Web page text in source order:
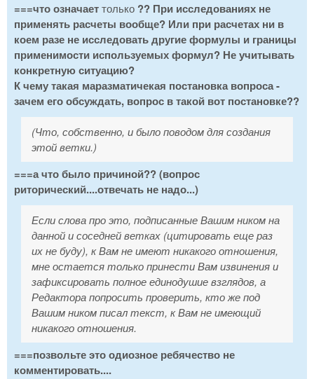
===что означаеттолько ?? При исследованиях не
применять расчеты вообще? Или при расчетах ни в
коем разе не исследовать другие формулы и границы
применимости используемых формул? Не учитывать
конкретную ситуацию?
К чему такая маразматичекая постановка вопроса -
зачем его обсуждать, вопрос в такой вот постановке??
(Что, собственно, и было поводом для создания
этой ветки.)
===а что было причиной?? (вопрос
риторический....отвечать не надо...)
Если слова про это, подписанные Вашим ником на
данной и соседней ветках (цитировать еще раз
их не буду), к Вам не имеют никакого отношения,
мне остается только принести Вам извинения и
зафиксировать полное единодушие взглядов, а
Редактора попросить проверить, кто же под
Вашим ником писал текст, к Вам не имеющий
никакого отношения.
===позвольте это одиозное ребячество не
комментировать....